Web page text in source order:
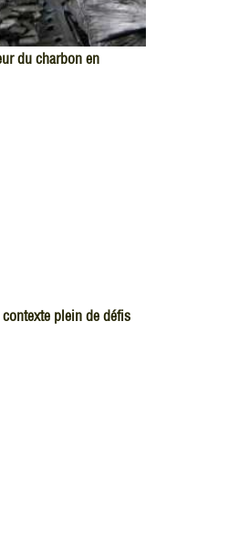
du charbon en
plein de défis